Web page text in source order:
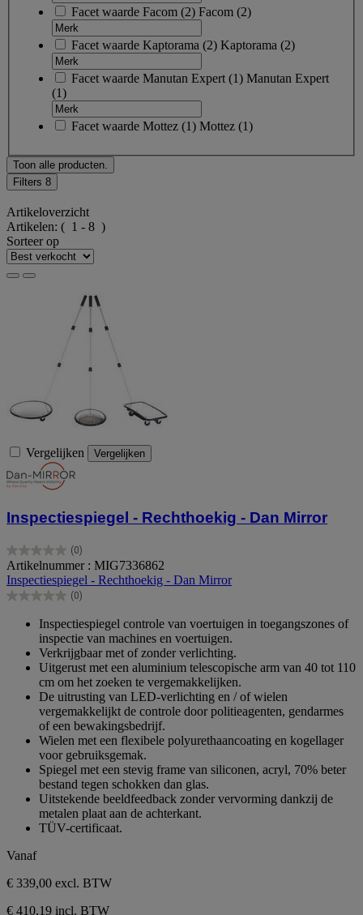
Facet waarde Facom (2) Facom (2)
Facet waarde Kaptorama (2) Kaptorama (2)
Facet waarde Manutan Expert (1) Manutan Expert
(1)
Facet waarde Mottez (1) Mottez (1)
Toon alle producten.
Filters 8
Artikeloverzicht
Artikelen: ( 1 - 8 )
Sorteer op
Vergelijken Vergelijken
Inspectiespiegel - Rechthoekig - Dan Mirror
(0)
0.0
van
de
5
Artikelnummer : MIG7336862
Inspectiespiegel - Rechthoekig - Dan Mirror
(0)
0.0
sterren.
Inspectiespiegel controle van voertuigen in toegangszones of
inspectie van machines en voertuigen.
Verkrijgbaar met of zonder verlichting.
Uitgerust met een aluminium telescopische arm van 40 tot 110
cm om het zoeken te vergemakkelijken.
De uitrusting van LED-verlichting en / of wielen
vergemakkelijkt de controle door politieagenten, gendarmes
of een bewakingsbedrijf.
Wielen met een flexibele polyurethaancoating en kogellager
voor gebruiksgemak.
Spiegel met een stevig frame van siliconen, acryl, 70% beter
bestand tegen schokken dan glas.
Uitstekende beeldfeedback zonder vervorming dankzij de
metalen plaat aan de achterkant.
TÜV-certificaat.
Vanaf
€ 339,00 excl. BTW
€ 410,19 incl. BTW